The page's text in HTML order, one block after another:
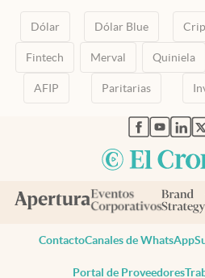
Dólar Dólar Blue
Fintech Merval Quiniela
AFIP Paritarias
abre en
abre
ContactoCanales de WhatsApp
Portal de Proveedores